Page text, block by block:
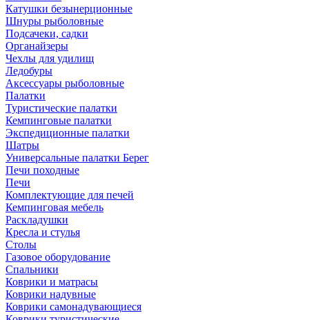
Катушки безынерционные
Шнуры рыболовные
Подсачеки, садки
Органайзеры
Чехлы для удилищ
Ледобуры
Аксессуары рыболовные
Палатки
Туристические палатки
Кемпинговые палатки
Экспедиционные палатки
Шатры
Универсальные палатки Берег
Печи походные
Печи
Комплектующие для печей
Кемпинговая мебель
Раскладушки
Кресла и стулья
Столы
Газовое оборудование
Спальники
Коврики и матрасы
Коврики надувные
Коврики самонадувающиеся